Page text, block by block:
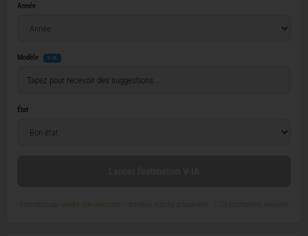
Année
Modèle V-IA
État
vendre-son-velo.com